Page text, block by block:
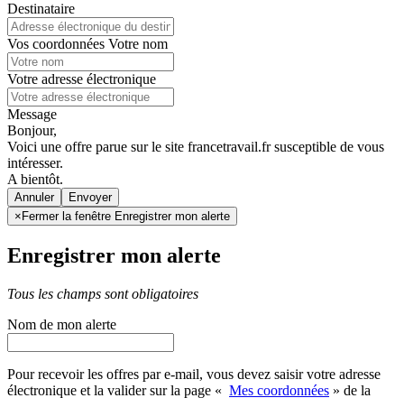
Destinataire
Vos coordonnées Votre nom
Votre adresse électronique
Message
Bonjour,
Voici une offre parue sur le site francetravail.fr susceptible de vous
intéresser.
A bientôt.
Annuler
× Fermer la fenêtre Enregistrer mon alerte
Enregistrer mon alerte
Tous les champs sont obligatoires
Nom de mon alerte
Pour recevoir les offres par e-mail, vous devez saisir votre adresse
électronique et la valider sur la page « Mes coordonnées » de la